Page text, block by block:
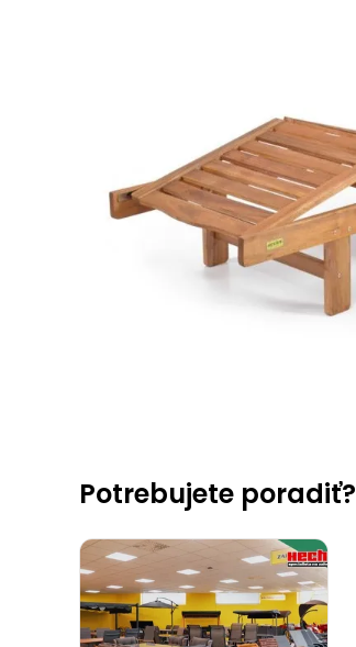
Potrebujete poradiť?